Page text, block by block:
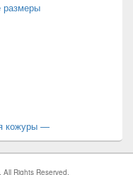
размеры
кожуры —
All Rights Reserved.